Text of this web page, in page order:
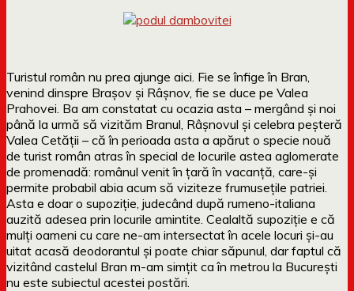
Turistul român nu prea ajunge aici. Fie se înfige în Bran,
venind dinspre Brașov și Râșnov, fie se duce pe Valea
Prahovei. Ba am constatat cu ocazia asta – mergând și noi
până la urmă să vizităm Branul, Râșnovul și celebra peșteră
Valea Cetății – că în perioada asta a apărut o specie nouă
de turist român atras în special de locurile astea aglomerate
de promenadă: românul venit în țară în vacanță, care-și
permite probabil abia acum să viziteze frumusețile patriei.
Asta e doar o supoziție, judecând după rumeno-italiana
auzită adesea prin locurile amintite. Cealaltă supoziție e că
mulți oameni cu care ne-am intersectat în acele locuri și-au
uitat acasă deodorantul și poate chiar săpunul, dar faptul că
vizitând castelul Bran m-am simțit ca în metrou la București
nu este subiectul acestei postări.